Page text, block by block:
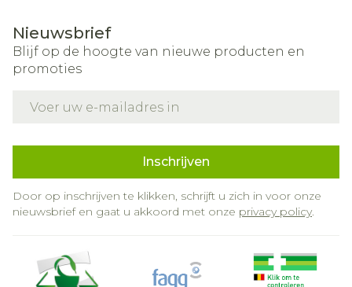
Nieuwsbrief
Blijf op de hoogte van nieuwe producten en
promoties
Inschrijven
Door op inschrijven te klikken, schrijft u zich in voor onze
nieuwsbrief en gaat u akkoord met onze privacy policy.